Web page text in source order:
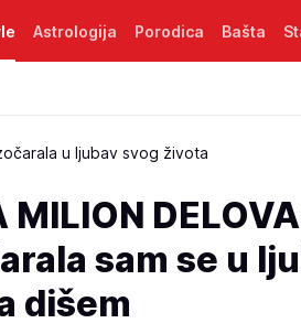
Astrologija Porodica Bašta
u ljubav svog života
MILION
sam se u
dišem